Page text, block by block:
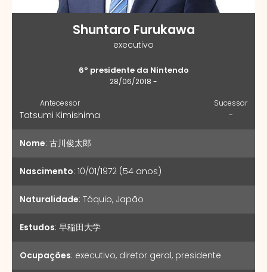
Shuntaro Furukawa
executivo
6º presidente da Nintendo
28/06/2018 -
Antecessor
Tatsumi Kimishima
Sucessor
-
Nome: 古川俊太郎
Nascimento: 10/01/1972 (54 anos)
Naturalidade: Tóquio, Japão
Estudos: 早稲田大学
Ocupações: executivo, diretor geral, presidente